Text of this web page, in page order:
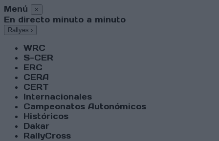
Menú ×
En directo minuto a minuto
Rallyes ›
WRC
S-CER
ERC
CERA
CERT
Internacionales
Campeonatos Autonómicos
Históricos
Dakar
RallyCross